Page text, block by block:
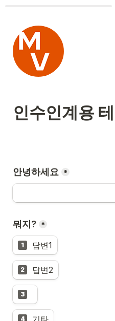
인수인계용
안녕하세요 *
뭐지? *
1 답변1
2 답변2
3
4 기타